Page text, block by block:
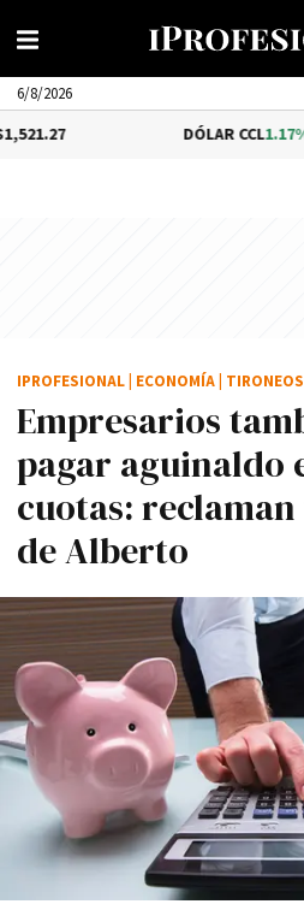
6/8/2026
1.17%$1,577.88
Empresarios
pagar aguinaldo
cuotas:
de Alberto
IPROFESIONAL ECONOMÍA